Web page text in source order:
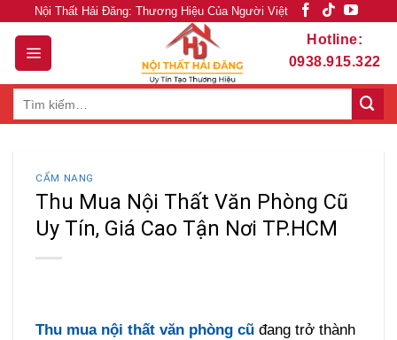
content
Nội Thất Hải Đăng: Thương Hiệu Của Người Việt
Hotline:
0938.915.322
CẨM NANG
Thu Mua Nội Thất Văn Phòng Cũ
Uy Tín, Giá Cao Tận Nơi TP.HCM
Thu mua nội thất văn phòng cũ đang trở thành